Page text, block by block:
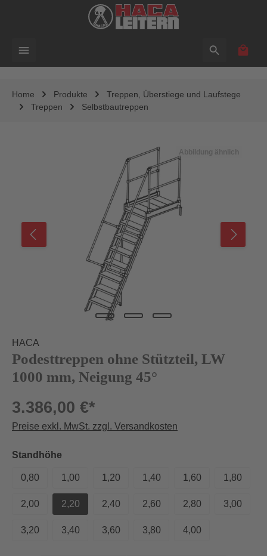
Home Produkte
Treppen, Überstiege und Laufstege
Treppen
Selbstbautreppen
Abbildung ähnlich
HACA
Podesttreppen ohne Stützteil, LW
1000 mm, Neigung 45°
3.386,00 €*
Preise exkl. MwSt. zzgl. Versandkosten
Standhöhe
0,80 1,00 1,20 1,40 1,60 1,80
2,00 2,20 2,40 2,60 2,80 3,00
3,20 3,40 3,60 3,80 4,00